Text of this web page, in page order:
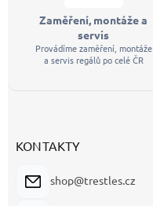
Zaměření, montáže a
servis
Provádíme zaměření, montáže
a servis regálů po celé ČR
KONTAKTY
shop@trestles.cz